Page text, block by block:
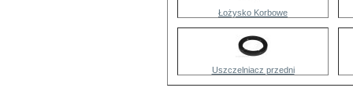
Łożysko Korbowe
Uszczelniacz przedni